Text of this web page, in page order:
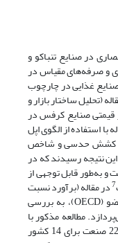
در صنایع تنباکو و
و صرفه‌های مقیاس در
و صنایع غذایی در چارچوب
(تحلیل ساختار بازار و
قیمتی صنایع کرفس در
با استفاده از الگوی اپل
کشش حدسی و شاخص
نتیجه رسیدند که در
به‌طور قابل توجهی از
7در مقاله (برآورد نسبت
مارک آپ در صنایع تولیدی برای 14 کشور عضو (OECD)، به بررسی
مطالعه مذکور با
استفاده از الگوی هال-راجر ساختار بازار در 22 صنعت برای 14 کشور